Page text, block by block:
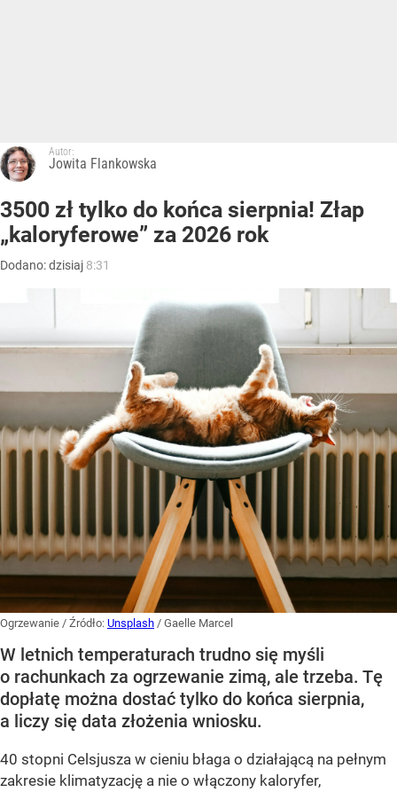
Autor:
Jowita Flankowska
3500 zł tylko do końca sierpnia! Złap
„kaloryferowe” za 2026 rok
Dodano:dzisiaj 8:31
Ogrzewanie / Źródło: Unsplash / Gaelle Marcel
W letnich temperaturach trudno się myśli
o rachunkach za ogrzewanie zimą, ale trzeba. Tę
dopłatę można dostać tylko do końca sierpnia,
a liczy się data złożenia wniosku.
40 stopni Celsjusza w cieniu błaga o działającą na pełnym
zakresie klimatyzację a nie o włączony kaloryfer,